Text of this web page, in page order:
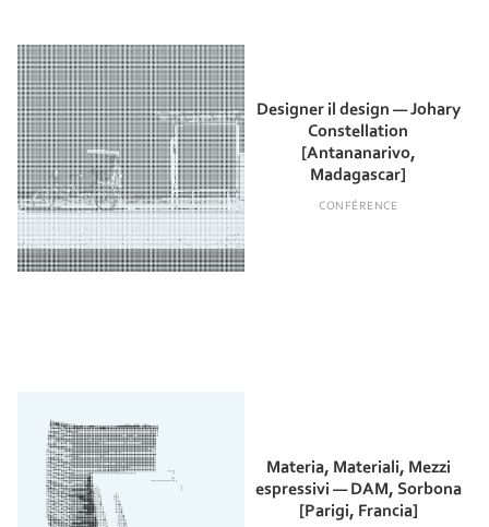
Designer il design — Johary
Constellation
[Antananarivo,
Madagascar]
CONFÉRENCE
Materia, Materiali, Mezzi
espressivi — DAM, Sorbona
[Parigi, Francia]